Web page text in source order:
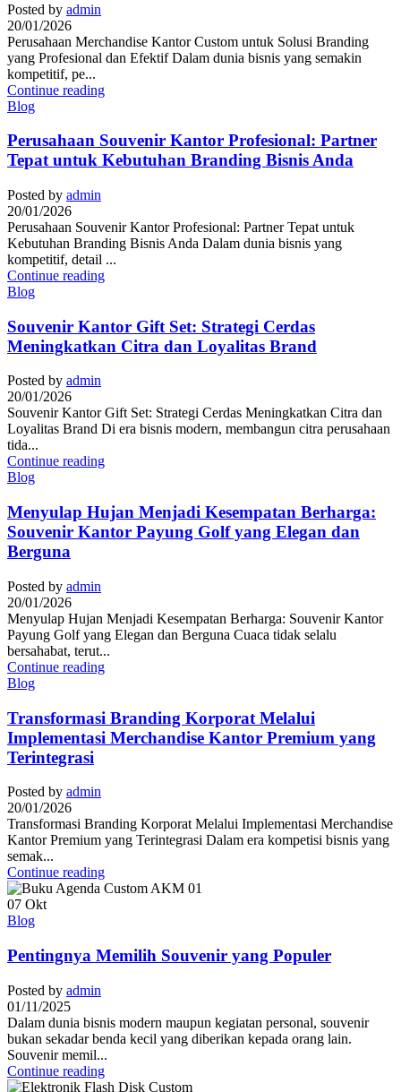
Posted by admin
20/01/2026
Perusahaan Merchandise Kantor Custom untuk Solusi Branding
yang Profesional dan Efektif Dalam dunia bisnis yang semakin
kompetitif, pe...
Continue reading
Blog
Perusahaan Souvenir Kantor Profesional: Partner
Tepat untuk Kebutuhan Branding Bisnis Anda
Posted by admin
20/01/2026
Perusahaan Souvenir Kantor Profesional: Partner Tepat untuk
Kebutuhan Branding Bisnis Anda Dalam dunia bisnis yang
kompetitif, detail ...
Continue reading
Blog
Souvenir Kantor Gift Set: Strategi Cerdas
Meningkatkan Citra dan Loyalitas Brand
Posted by admin
20/01/2026
Souvenir Kantor Gift Set: Strategi Cerdas Meningkatkan Citra dan
Loyalitas Brand Di era bisnis modern, membangun citra perusahaan
tida...
Continue reading
Blog
Menyulap Hujan Menjadi Kesempatan Berharga:
Souvenir Kantor Payung Golf yang Elegan dan
Berguna
Posted by admin
20/01/2026
Menyulap Hujan Menjadi Kesempatan Berharga: Souvenir Kantor
Payung Golf yang Elegan dan Berguna Cuaca tidak selalu
bersahabat, terut...
Continue reading
Blog
Transformasi Branding Korporat Melalui
Implementasi Merchandise Kantor Premium yang
Terintegrasi
Posted by admin
20/01/2026
Transformasi Branding Korporat Melalui Implementasi Merchandise
Kantor Premium yang Terintegrasi Dalam era kompetisi bisnis yang
semak...
Continue reading
07 Okt
Blog
Pentingnya Memilih Souvenir yang Populer
Posted by admin
01/11/2025
Dalam dunia bisnis modern maupun kegiatan personal, souvenir
bukan sekadar benda kecil yang diberikan kepada orang lain.
Souvenir memil...
Continue reading